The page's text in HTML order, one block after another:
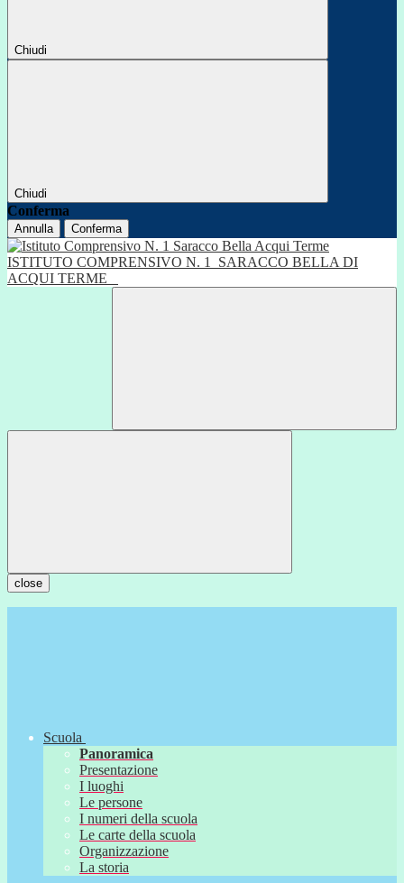
Chiudi
Chiudi
Conferma
Annulla Conferma
ISTITUTO COMPRENSIVO N. 1
SARACCO BELLA DI
ACQUI TERME
close
Scuola
Panoramica
Presentazione
I luoghi
Le persone
I numeri della scuola
Le carte della scuola
Organizzazione
La storia